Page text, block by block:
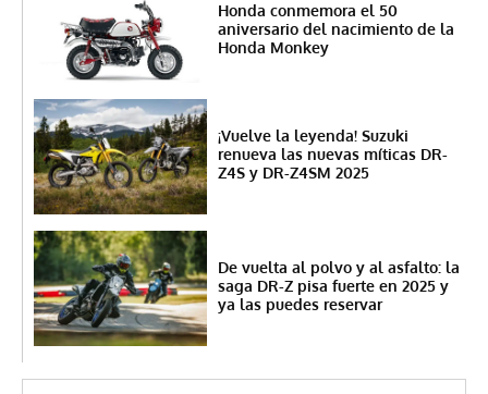
Honda conmemora el 50
aniversario del nacimiento de la
Honda Monkey
¡Vuelve la leyenda! Suzuki
renueva las nuevas míticas DR-
Z4S y DR-Z4SM 2025
De vuelta al polvo y al asfalto: la
saga DR-Z pisa fuerte en 2025 y
ya las puedes reservar